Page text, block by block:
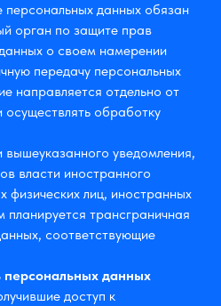
персональных данных обязан
орган по защите прав
о своем намерении
передачу персональных
направляется отдельно от
обработку
уведомления,
власти иностранного
физических лиц, иностранных
трансграничная
соответствующие
персональных данных
доступ к